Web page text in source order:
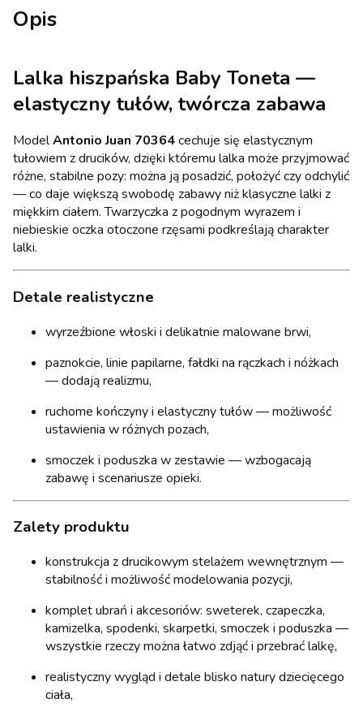
Opis
Lalka hiszpańska Baby Toneta —
elastyczny tułów, twórcza zabawa
ModelAntonio Juan 70364cechuje się elastycznym
tułowiem z drucików, dzięki któremu lalka może przyjmować
różne, stabilne pozy: można ją posadzić, położyć czy odchylić
— co daje większą swobodę zabawy niż klasyczne lalki z
miękkim ciałem. Twarzyczka z pogodnym wyrazem i
niebieskie oczka otoczone rzęsami podkreślają charakter
lalki.
Detale realistyczne
wyrzeźbione włoski i delikatnie malowane brwi,
paznokcie, linie papilarne, fałdki na rączkach i nóżkach
— dodają realizmu,
ruchome kończyny i elastyczny tułów — możliwość
ustawienia w różnych pozach,
smoczek i poduszka w zestawie — wzbogacają
zabawę i scenariusze opieki.
Zalety produktu
konstrukcja z drucikowym stelażem wewnętrznym —
stabilność i możliwość modelowania pozycji,
komplet ubrań i akcesoriów: sweterek, czapeczka,
kamizelka, spodenki, skarpetki, smoczek i poduszka —
wszystkie rzeczy można łatwo zdjąć i przebrać lalkę,
realistyczny wygląd i detale blisko natury dziecięcego
ciała,